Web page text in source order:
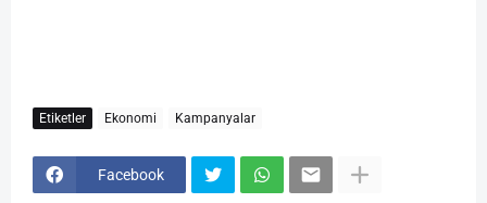
Etiketler Ekonomi Kampanyalar
Facebook